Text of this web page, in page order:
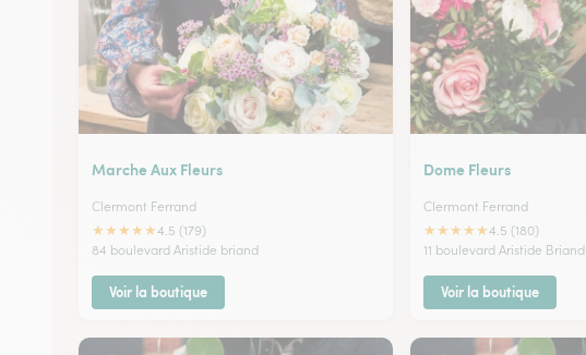
Marche Aux Fleurs
Clermont Ferrand
★★★★★4.5 (179)
84 boulevard Aristide briand
Voir la boutique
Dome Fleurs
Clermont Ferrand
★★★★★4.5 (180)
11 boulevard Aristide Briand
Voir la boutique